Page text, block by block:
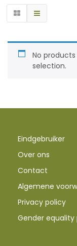
No
selection.
Eindgebruiker
Over ons
Contact
Algemene
Privacy policy
Gender equality